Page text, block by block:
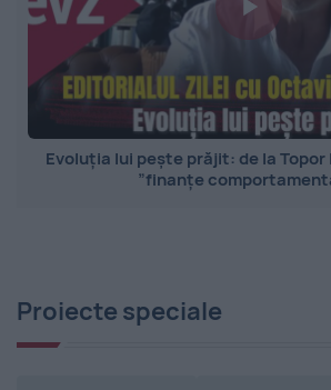
Evoluția lui pește prăjit: de la
”finanțe
Proiecte speciale